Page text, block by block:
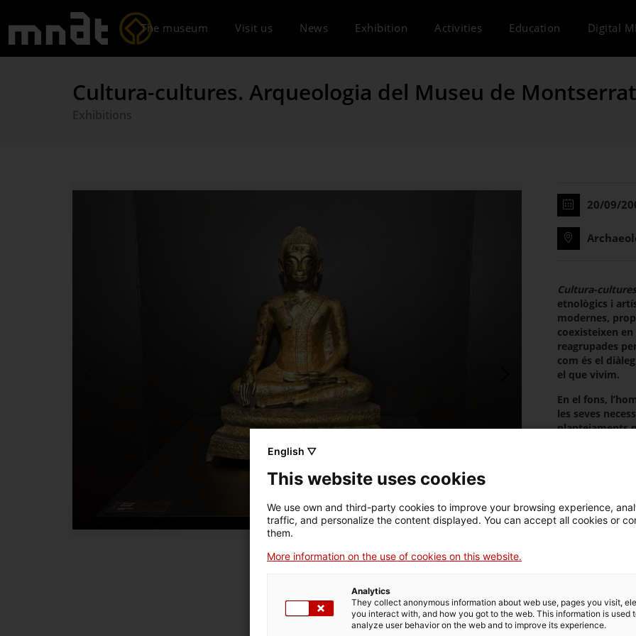
The museum Visit us News Exhibition Activities Education Digital
Cultura-cultures. Arqueologia del Museu de Montserrat
20/09/
Cultura-
etnològics i
modernes,
coexisteixen
reagrupades
com és el
el que vivim.
En el fons,
les seves
plantejaments
cultura
mateixes. El
temps i de
humans són
i apunten
Amb el
a interessar-
apropaments a
un fet positiu,
Exhibition
English ▽
This website uses cookies
We use own and third-party cookies to improve your browsing experience,
traffic, and personalize the content displayed. You can accept all cookies or
them.
More information on the use of cookies on this website.
Analytics
They collect anonymous information about web use, pages you visit,
you interact with, and how you got to the web. This information is used
analyze user behavior on the web and to improve its experience.